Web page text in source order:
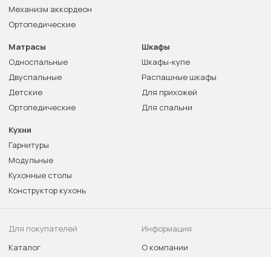
Механизм аккордеон
Ортопедические
Матрасы
Односпальные
Двуспальные
Детские
Ортопедические
Шкафы
Шкафы-купе
Распашные шкафы
Для прихожей
Для спальни
Кухни
Гарнитуры
Модульные
Кухонные столы
Конструктор кухонь
Для покупателей
Каталог
Информация
О компании